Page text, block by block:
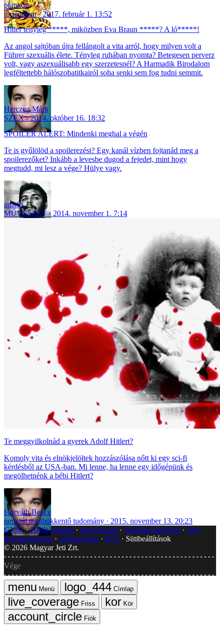
plankog
történelem
2017. február 1. 13:52
Hitler tényleg *****, miközben Eva Braun *****? A ló*****!
Az angol sajtóban újra fellángolt a vita arról, hogy milyen volt a
Führer szexuális élete. Tényleg ruhában nyomta? Betegesen perverz
volt, vagy aszexuálisabb egy szerzetesnél? A Harmadik Birodalom
legféltettebb hálószobatitkairól soha senki sem fog tudni semmit.
Herczeg Márk
SZEX
2014. október 16. 18:32
SPOILER ALERT: Mindenki meghal a végén
Te is gyűlölöd a spoilerezést? Egy kanál vízben fojtanád meg a
spoilerezőket? Inkább a levesbe dugod a fejedet, mint hogy
megtudd, mi lesz a vége? Hülye vagy.
anarki
MŰVÉSZET
2014. november 1. 7:14
Te meggyilkolnád a gyerek Adolf Hitlert?
Komoly vita és elnökjelöltek hozzászólása nőtt ki egy sci-fi
kérdésből az USA-ban. Mi lenne, ha lenne egy időgépünk és
megölhetnénk a bébi Hitlert?
Horváth Bence
nem túl meghökkentő tudomány
2015. november 13. 20:23
GYIK Hibát jelentek Impresszum Javítások kezelése
Jogi
dokumentumok
Médiaajánlat RSS
Sütibeállítások
© 2026 Magyar Jeti Zrt.
Vége
Menü
Címlap
Friss
Kör
Fiók